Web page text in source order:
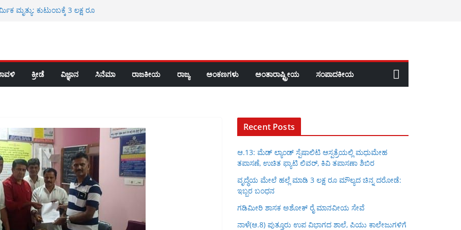
ಮೃತ್ಯು: ಕುಟುಂಬಕ್ಕೆ 3 ಲಕ್ಷ ರೂ
ಸೇವೆ
ಪಿಯು ಕಾಲೇಜುಗಳಿಗೆ ರಜೆ
ಕ್ರೀಡೆ ವಿಜ್ಞಾನ ಸಿನೆಮಾ ರಾಜಕೀಯ ರಾಜ್ಯ ಅಂಕಣಗಳು ಅಂತಾರಾಷ್ಟ್ರೀಯ ಸಂಪಾದಕೀಯ
Recent Posts
ಆ.13: ಮೆಡ್ ಲ್ಯಾಂಡ್ ಸ್ಪೆಷಾಲಿಟಿ ಆಸ್ಪತ್ರೆಯಲ್ಲಿ ಮಧುಮೇಹ
ತಪಾಸಣೆ, ಉಚಿತ ಫ್ಯಾಟಿ ಲಿವರ್, ಕಿವಿ ತಪಾಸಣಾ ಶಿಬಿರ
ವೃದ್ಧೆಯ ಮೇಲೆ ಹಲ್ಲೆ ಮಾಡಿ 3 ಲಕ್ಷ ರೂ ಮೌಲ್ಯದ ಚಿನ್ನ ದರೋಡೆ:
ಇಬ್ಬರ ಬಂಧನ
ಗಡಿಮೀರಿ ಶಾಸಕ ಅಶೋಕ್ ರೈ ಮಾನವೀಯ ಸೇವೆ
ನಾಳೆ(ಆ.8) ಪುತ್ತೂರು ಉಪ ವಿಭಾಗದ ಶಾಲೆ, ಪಿಯು ಕಾಲೇಜುಗಳಿಗೆ